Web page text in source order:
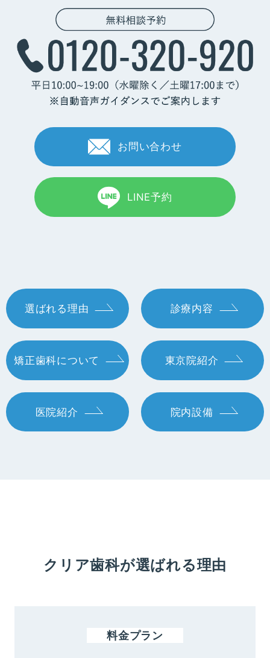
お問い合わせ
LINE予約
選ばれる理由 診療内容
矯正歯科について 東京院紹介
医院紹介 院内設備
クリア歯科が選ばれる理由
料金プラン